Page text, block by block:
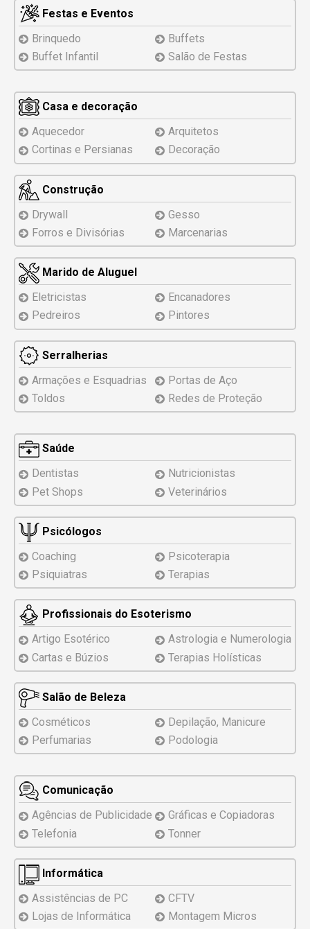
Festas e Eventos
Brinquedo
Buffets
Buffet Infantil
Salão de Festas
Casa e decoração
Aquecedor
Arquitetos
Cortinas e Persianas
Decoração
Construção
Drywall
Gesso
Forros e Divisórias
Marcenarias
Marido de Aluguel
Eletricistas
Encanadores
Pedreiros
Pintores
Serralherias
Armações e Esquadrias
Portas de Aço
Toldos
Redes de Proteção
Saúde
Dentistas
Nutricionistas
Pet Shops
Veterinários
Psicólogos
Coaching
Psicoterapia
Psiquiatras
Terapias
Profissionais do Esoterismo
Artigo Esotérico
Astrologia e Numerologia
Cartas e Búzios
Terapias Holísticas
Salão de Beleza
Cosméticos
Depilação, Manicure
Perfumarias
Podologia
Comunicação
Agências de Publicidade
Gráficas e Copiadoras
Telefonia
Tonner
Informática
Assistências de PC
CFTV
Lojas de Informática
Montagem Micros